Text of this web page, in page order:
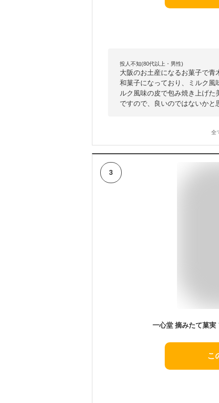
投人不知(80代以上・男性)
大阪のお土産になるお菓子で
和菓子になっており、ミルク
ルク風味の皮で包み焼き上げ
ですので、良いのではないかと
全
3
こ